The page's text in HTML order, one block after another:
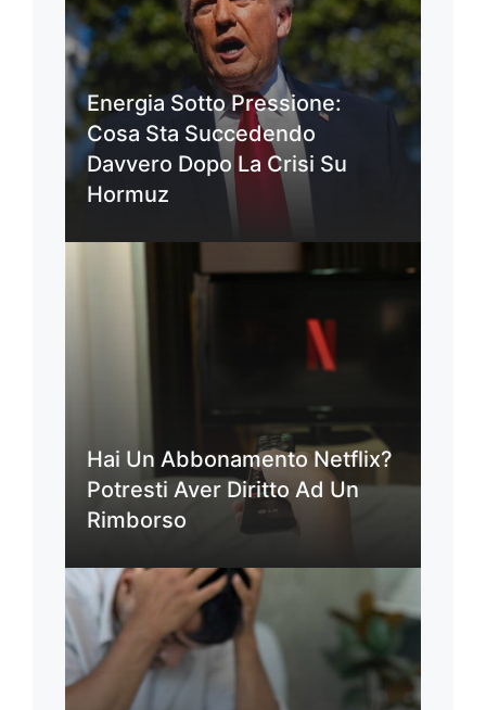
Energia Sotto Pressione:
Cosa Sta Succedendo
Davvero Dopo La Crisi Su
Hormuz
Hai Un Abbonamento Netflix?
Potresti Aver Diritto Ad Un
Rimborso